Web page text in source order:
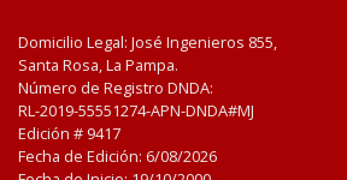
Domicilio Legal: José Ingenieros 855,
Santa Rosa, La Pampa.
Número de Registro DNDA:
RL-2019-55551274-APN-DNDA#MJ
Edición # 9417
Fecha de Edición: 6/08/2026